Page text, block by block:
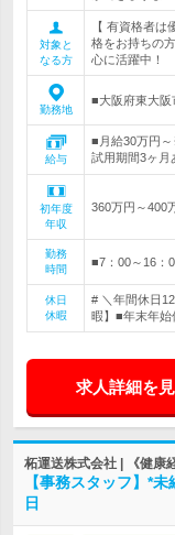
対象と
なる方
【 有資格者
格をお持ちの
心に活躍中！
勤務地
■大阪府東大
給与
■月給30万円
試用期間3ヶ月
初年度
年収
360万円～400
勤務
時間
■7：00～16：
休日
休暇
# ＼年間休日
暇】■年末年始
求人詳細を
柘運送株式会社 | 《健康
【事務スタッフ】*
日